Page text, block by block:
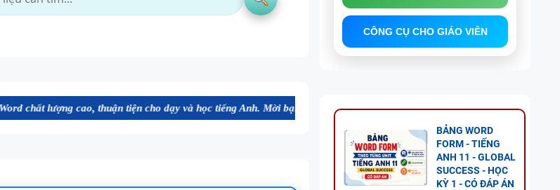
thuận tiện cho dạy và học tiếng Anh. Mời bạn tham khảo, đăng ký sử dụng.
CÔNG CỤ CHO GIÁO VIÊN
BẢNG WORD
FORM - TIẾNG
ANH 11 - GLOBAL
SUCCESS - HỌC
KỲ 1 - CÓ ĐÁP ÁN